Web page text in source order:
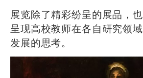
展览除了精彩纷呈的展品，
呈现高校教师在各自研究领
发展的思考。